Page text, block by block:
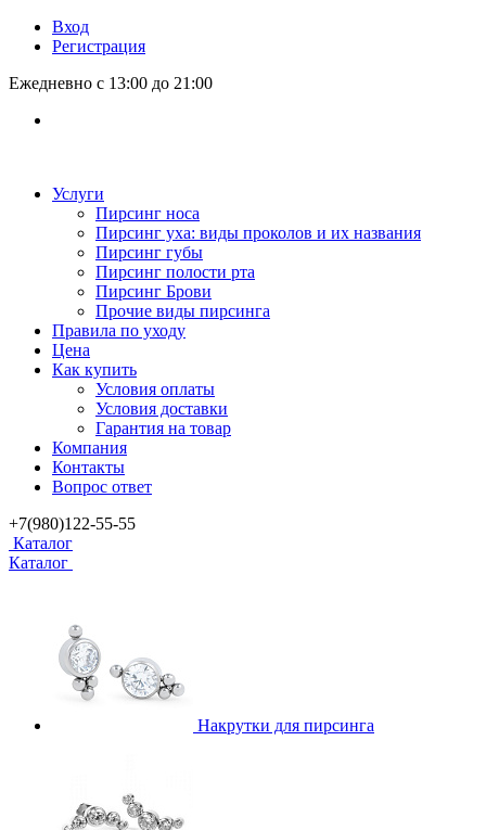
Вход
Регистрация
Ежедневно с 13:00 до 21:00
Услуги
Пирсинг носа
Пирсинг уха: виды проколов и их названия
Пирсинг губы
Пирсинг полости рта
Пирсинг Брови
Прочие виды пирсинга
Правила по уходу
Цена
Как купить
Условия оплаты
Условия доставки
Гарантия на товар
Компания
Контакты
Вопрос ответ
+7(980)122-55-55
Каталог
Каталог
Накрутки для пирсинга